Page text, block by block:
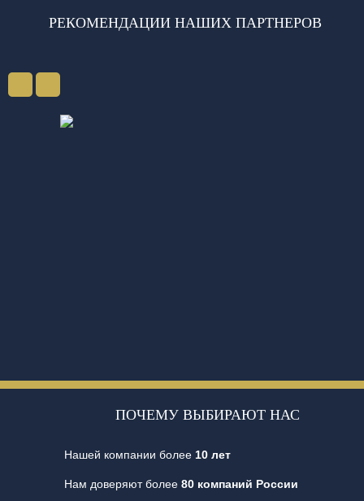
РЕКОМЕНДАЦИИ НАШИХ ПАРТНЕРОВ
ПОЧЕМУ ВЫБИРАЮТ НАС
Нашей компании более 10 лет
Нам доверяют более 80 компаний России